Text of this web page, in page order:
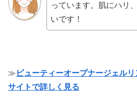
っています。肌にハリ
いです！
≫ ビューティーオープナージェル
サイトで詳しく見る